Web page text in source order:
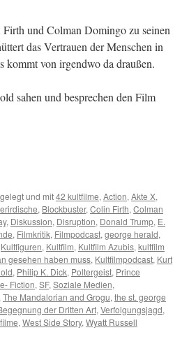
und Colman Domingo zu seinen
das Vertrauen der Menschen in
kommt von irgendwo da draußen.
sahen und besprechen den Film
und mit42 kultfilme, Action, Akte X,
, Blockbuster, Colin Firth, Colman
, Diskussion, Disruption, Donald Trump, E.
, Filmkritik, Filmpodcast, george herald,
Kultfiguren, Kultfilm, Kultfilm Azubis, kultfilm
gesehen haben muss, Kultfilmpodcast, Kurt
, Philip K. Dick, Poltergeist, Prince
Fiction, SF, Soziale Medien,
The Mandalorian and Grogu, the st. george
der Dritten Art, Verfolgungsjagd,
, West Side Story, Wyatt Russell